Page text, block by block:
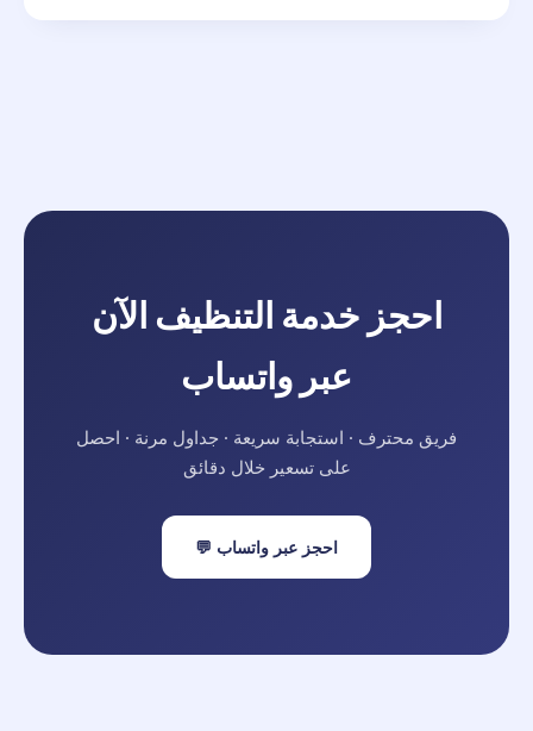
احجز خدمة التنظيف الآن
عبر واتساب
فريق محترف · استجابة سريعة · جداول مرنة · احصل
على تسعير خلال دقائق
احجز عبر واتساب 💬